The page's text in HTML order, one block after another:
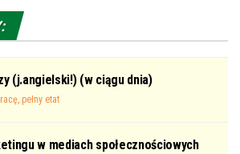
(j.angielski!) (w ciągu dnia)
pełny etat
w mediach społecznościowych